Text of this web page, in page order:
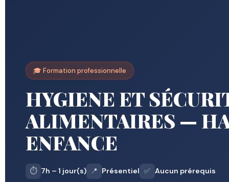
🎓 Formation professionnelle
HYGIENE ET
ALIMENTAIRES —
ENFANCE
⏱️ 7h – 1 jour(s) 📍 Présentiel ✅ Aucun prérequis